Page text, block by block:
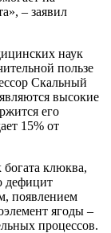
– заявил
наук
пользе
Скальный
высокие
его
15% от
клюква,
дефицит
появлением
ягоды –
процессов.